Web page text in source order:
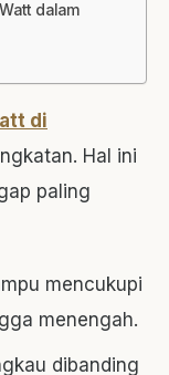
dalam
di
Hal ini
paling
mencukupi
menengah.
dibanding